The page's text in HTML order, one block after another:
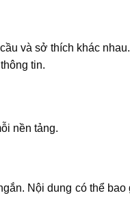
và sở thích khác
tin.
nền tảng.
Nội dung có thể bao